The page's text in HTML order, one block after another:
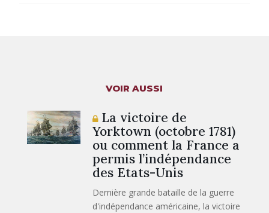
VOIR AUSSI
La victoire de
Yorktown (octobre 1781)
ou comment la France a
permis l’indépendance
des Etats-Unis
Dernière grande bataille de la guerre
d'indépendance américaine, la victoire